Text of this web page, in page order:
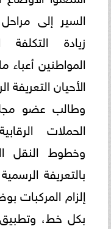
السير إلى
زيادة
المواطنين
الأحيان التعريفة
وطالب عضو
الحملات
وخطوط النقل
بالتعريفة
إلزام المركبات
بكل خط، وتطبيق